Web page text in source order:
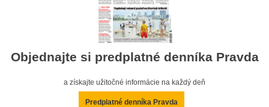
Objednajte si predplatné denníka Pravda
a získajte užitočné informácie na každý deň
Predplatné denníka Pravda